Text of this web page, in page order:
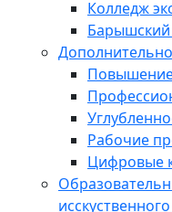
Колледж
Рабочие
Цифровые